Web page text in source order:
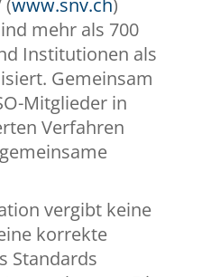
mehr als 700
Institutionen als
Gemeinsam
Mitglieder in
Verfahren
vergibt keine
korrekte
Standards